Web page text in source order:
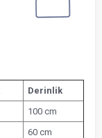
Derinlik
100 cm
60 cm